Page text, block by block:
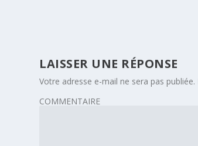
LAISSER UNE RÉPONSE
Votre adresse e-mail ne sera pas publiée.
COMMENTAIRE